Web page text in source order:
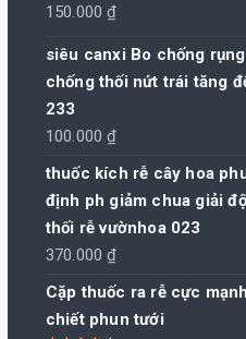
150.000₫
siêu canxi Bo chống
chống thối nứt trái tăng
233
100.000₫
thuốc kích rễ cây hoa
định ph giảm chua giải
thối rễ vườnhoa 023
370.000₫
Cặp thuốc ra rễ cực
chiết phun tưới